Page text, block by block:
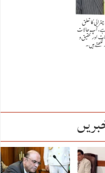
کا تعلق
ہے، آپ حالات
اور تحقیق و
ہیں۔